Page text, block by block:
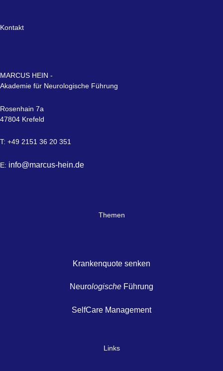
Kontakt
MARCUS HEIN -
Akademie für Neurologische Führung
Rosenhain 7a
47804 Krefeld
T: +49 2151 36 20 351
E: info@marcus-hein.de
Themen
Krankenquote senken
Neurologische Führung
SelfCare Management
Links